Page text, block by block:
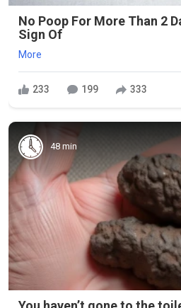
No Poop For More Than 2
Sign Of
More
233 199 333
48 min